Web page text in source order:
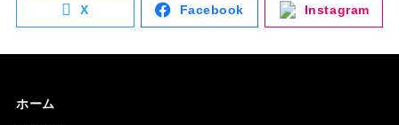
X Facebook Instagram
ホーム